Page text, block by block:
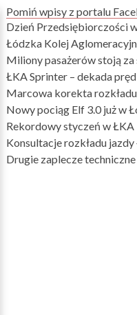
Pomiń wpisy z portalu
Dzień Przedsiębiorczości
Łódzka Kolej
Miliony pasażerów stoją za
ŁKA Sprinter – dekada
Marcowa korekta
Nowy pociąg Elf 3.0 już w
Rekordowy styczeń w ŁKA
Konsultacje rozkładu
Drugie zaplecze